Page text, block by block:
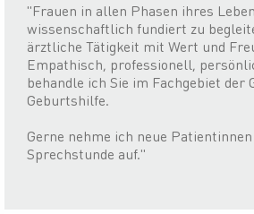
"Frauen in allen Phasen ihres
wissenschaftlich fundiert zu
ärztliche Tätigkeit mit Wert und
Empathisch, professionell,
behandle ich Sie im Fachgebiet der
Geburtshilfe.
Gerne nehme ich neue
Sprechstunde auf."